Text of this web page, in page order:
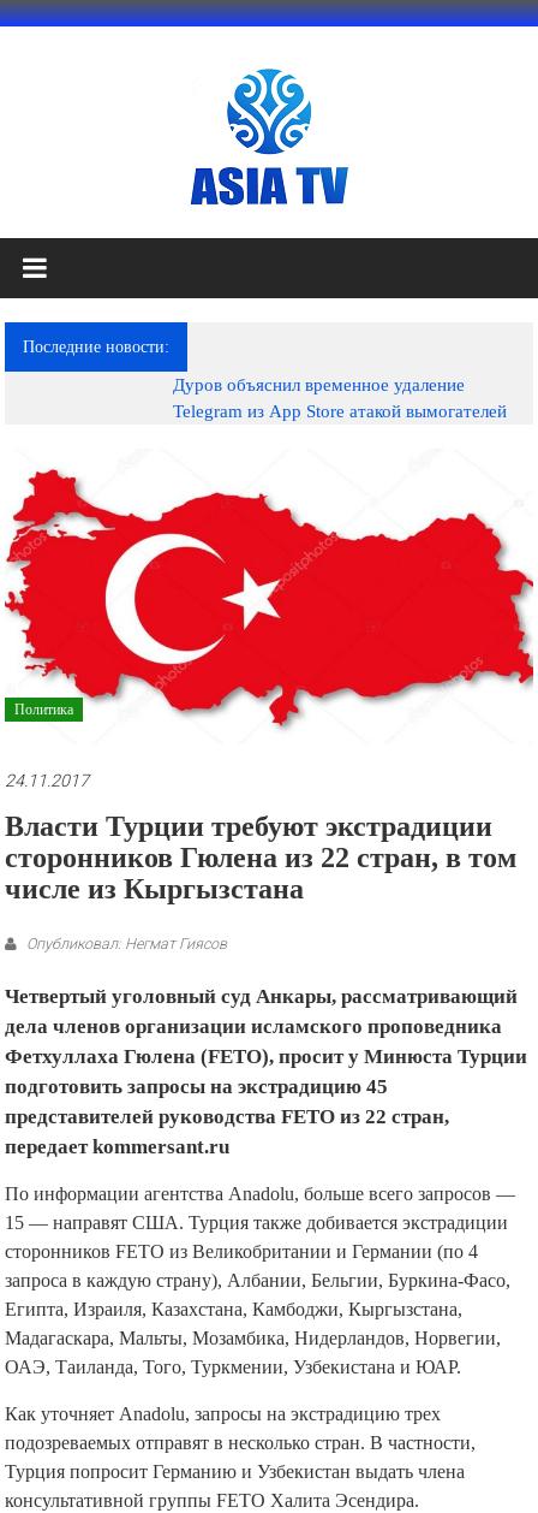
Перейти
АЗИЯ
ТВ
это
телеканал
фильмы,
музыкальные
произведения,
рекламные
ролики
и
презентации.
Последние новости:
Дуров объяснил временное удаление
Telegram из App Store атакой вымогателей
Политика
24.11.2017
Власти Турции требуют экстрадиции
сторонников Гюлена из 22 стран, в том
числе из Кыргызстана
Опубликовал: Негмат Гиясов
Четвертый уголовный суд Анкары, рассматривающий
дела членов организации исламского проповедника
Фетхуллаха Гюлена (FETO), просит у Минюста Турции
подготовить запросы на экстрадицию 45
представителей руководства FETO из 22 стран,
передает kommersant.ru
По информации агентства Anadolu, больше всего запросов —
15 — направят США. Турция также добивается экстрадиции
сторонников FETO из Великобритании и Германии (по 4
запроса в каждую страну), Албании, Бельгии, Буркина-Фасо,
Египта, Израиля, Казахстана, Камбоджи, Кыргызстана,
Мадагаскара, Мальты, Мозамбика, Нидерландов, Норвегии,
ОАЭ, Таиланда, Того, Туркмении, Узбекистана и ЮАР.
Как уточняет Anadolu, запросы на экстрадицию трех
подозреваемых отправят в несколько стран. В частности,
Турция попросит Германию и Узбекистан выдать члена
консультативной группы FETO Халита Эсендира.